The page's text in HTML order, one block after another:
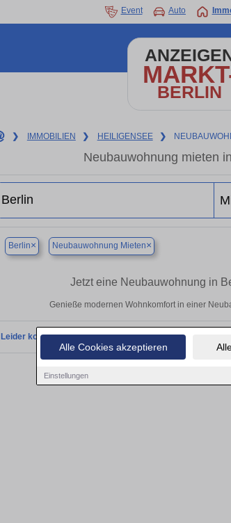
Alle Cookies akzeptieren
Einstellungen
Event Auto
BERLIN
❯ IMMOBILIEN ❯ HEILIGENSEE ❯
Neubauwohnung mieten
Berlin× Neubauwohnung Mieten×
Jetzt eine Neubauwohnung in
Genieße modernen Wohnkomfort in einer
Leider konnten wir derzeit keine passenden Objekte